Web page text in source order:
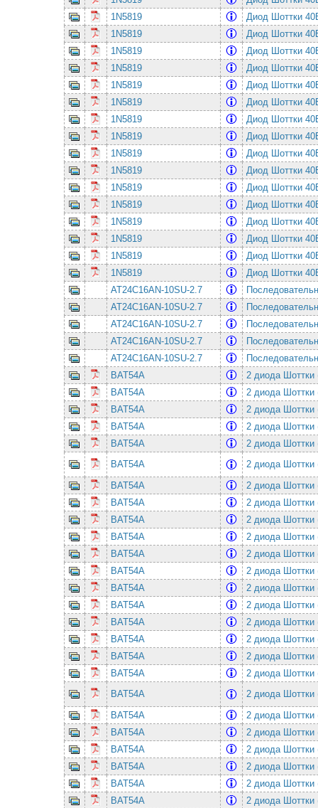
1N5819
Диод Шоттки
1N5819
Диод Шоттки
1N5819
Диод Шоттки
1N5819
Диод Шоттки
1N5819
Диод Шоттки
1N5819
Диод Шоттки
1N5819
Диод Шоттки
1N5819
Диод Шоттки
1N5819
Диод Шоттки
1N5819
Диод Шоттки
1N5819
Диод Шоттки
1N5819
Диод Шоттки
1N5819
Диод Шоттки
1N5819
Диод Шоттки
1N5819
Диод Шоттки
1N5819
Диод Шоттки
AT24C16AN-10SU-2.7
AT24C16AN-10SU-2.7
AT24C16AN-10SU-2.7
AT24C16AN-10SU-2.7
AT24C16AN-10SU-2.7
BAT54A
2 диода
BAT54A
2 диода
BAT54A
2 диода
BAT54A
2 диода
BAT54A
2 диода
BAT54A
2 диода
BAT54A
2 диода
BAT54A
2 диода
BAT54A
2 диода
BAT54A
2 диода
BAT54A
2 диода
BAT54A
2 диода
BAT54A
2 диода
BAT54A
2 диода
BAT54A
2 диода
BAT54A
2 диода
BAT54A
2 диода
BAT54A
2 диода
BAT54A
2 диода
BAT54A
2 диода
BAT54A
2 диода
BAT54A
2 диода
BAT54A
2 диода
BAT54A
2 диода
BAT54A
2 диода